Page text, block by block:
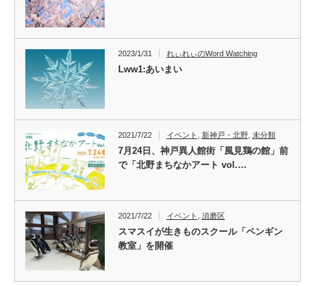
2023/1/31 れぃれぃのWord Watching
Lww1:あいまい
2021/7/22 イベント 新神戸・北野, 未分類
7月24日、神戸異人館街「風見鶏の館」前
で「北野まちなかアート vol.…
2021/7/22 イベント 須磨区
スマスイが生きものスクール「ペンギン
教室」を開催